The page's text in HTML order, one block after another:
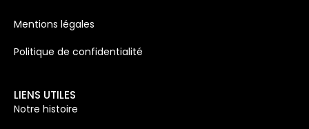
Mentions légales
Politique de confidentialité
LIENS UTILES
Notre histoire